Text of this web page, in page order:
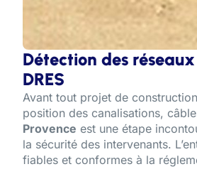
Détection des
DRES
Avant tout projet de
position des canalisations,
Provence est une étape
la sécurité des intervenants.
fiables et conformes à la